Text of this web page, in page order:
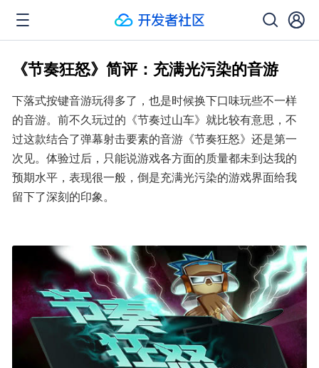
《节奏狂怒》简评：充满光污染的音游
下落式按键音游玩得多了，也是时候换下口味玩些不一样
的音游。前不久玩过的《节奏过山车》就比较有意思，不
过这款结合了弹幕射击要素的音游《节奏狂怒》还是第一
次见。体验过后，只能说游戏各方面的质量都未到达我的
预期水平，表现很一般，倒是充满光污染的游戏界面给我
留下了深刻的印象。